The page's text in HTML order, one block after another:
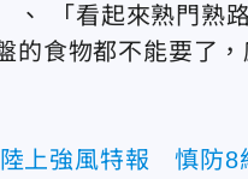
「看起來熟門熟
的食物都不能要了
上強風特報 慎防8